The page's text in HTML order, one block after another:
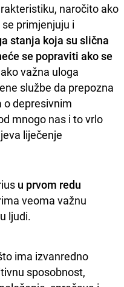
naročito ako
primjenjuju i
stanja koja su slična
se popraviti ako se
važna uloga
službe da prepozna
o depresivnim
mnogo nas i to vrlo
liječenje
u prvom redu
veoma važnu
ljudi.
ima izvanredno
sposobnost,